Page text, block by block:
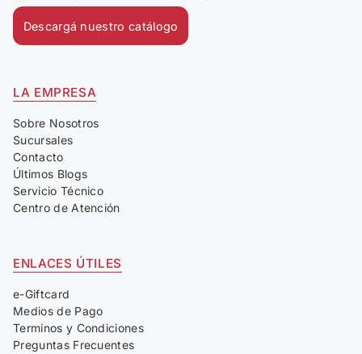
Descargá nuestro catálogo
LA EMPRESA
Sobre Nosotros
Sucursales
Contacto
Últimos Blogs
Servicio Técnico
Centro de Atención
ENLACES ÚTILES
e-Giftcard
Medios de Pago
Terminos y Condiciones
Preguntas Frecuentes